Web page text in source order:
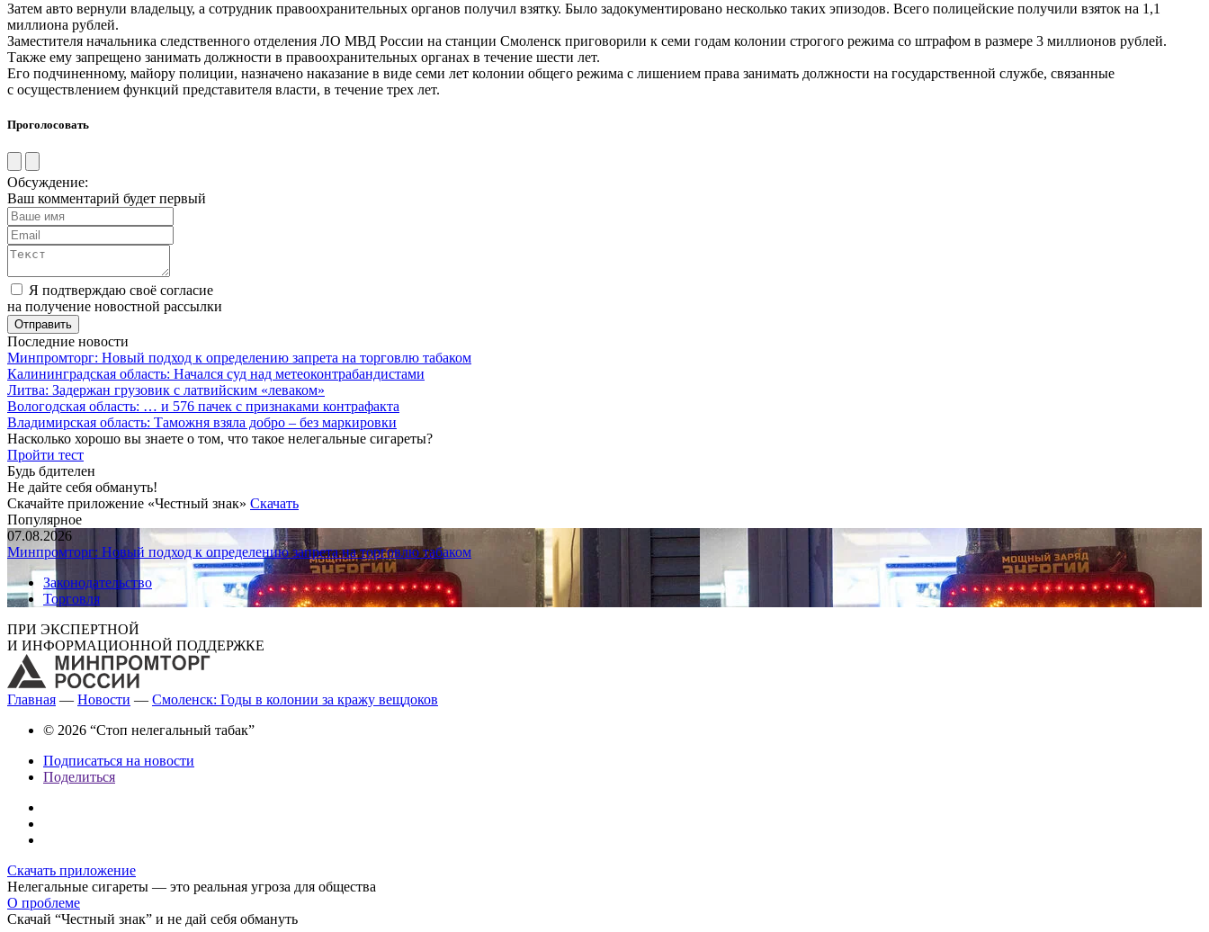
Затем авто вернули владельцу, а сотрудник правоохранительных органов получил взятку. Было задокументировано несколько таких эпизодов. Всего полицейские получили взяток на 1,1
миллиона рублей.
Заместителя начальника следственного отделения ЛО МВД России на станции Смоленск приговорили к семи годам колонии строгого режима со штрафом в размере 3 миллионов рублей.
Также ему запрещено занимать должности в правоохранительных органах в течение шести лет.
Его подчиненному, майору полиции, назначено наказание в виде семи лет колонии общего режима с лишением права занимать должности на государственной службе, связанные
с осуществлением функций представителя власти, в течение трех лет.
Проголосовать
Обсуждение:
Ваш комментарий будет первый
Я подтверждаю своё согласие
на получение новостной рассылки
Последние новости
Минпромторг: Новый подход к определению запрета на торговлю табаком
Калининградская область: Начался суд над метеоконтрабандистами
Литва: Задержан грузовик с латвийским «леваком»
Вологодская область: … и 576 пачек с признаками контрафакта
Владимирская область: Таможня взяла добро – без маркировки
Насколько хорошо вы знаете о том, что такое нелегальные сигареты?
Пройти тест
Будь бдителен
Не дайте себя обмануть!
Скачайте приложение «Честный знак» Скачать
Популярное
07.08.2026
Минпромторг: Новый подход к определению запрета на торговлю табаком
Законодательство
Торговля
ПРИ ЭКСПЕРТНОЙ
И ИНФОРМАЦИОННОЙ ПОДДЕРЖКЕ
Главная — Новости — Смоленск: Годы в колонии за кражу вещдоков
© 2026 “Стоп нелегальный табак”
Подписаться на новости
Поделиться
Скачать приложение
Нелегальные сигареты — это реальная угроза для общества
О проблеме
Скачай “Честный знак” и не дай себя обмануть